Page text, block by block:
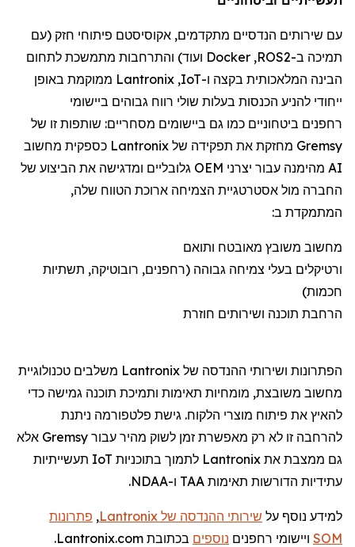
עם שירותים הנדסיים מתקדמים, אקוסיסטם פיתוחי חזק (עם
תמיכה ב-ROS2
,
Docker ועוד) והתרחבות מתמשכת לתחום
הבינה המלאכותית בקצה ו-IoT
,
Lantronix ממוקמת באופן
ייחודי להניע הכנסות בעלות שולי רווח גבוהים ביישומי
רחפנים ביטחוניים כמו גם ביישומים מסחריים: שותפות זו של
Gremsy מחזקת את תפקידה של Lantronix כספקית מחשוב
AI מהימנה עבור יצרני OEM גלובליים ומדגישה את הביצוע של
החברה מול אסטרטגיית הצמיחה ארוכת הטווח שלה,
המתמקדת ב:
מחשוב משובץ מאובטח ותואם
ורטיקלים בעלי צמיחה גבוהה (רחפנים, רובוטיקה, תשתיות
חכמות)
הרחבת תוכנה ושירותים חוזרת
הפתרונות ושירותי ההנדסה של Lantronix משלבים טכנולוגיית
מחשוב משובצת, מומחיות תאימות ותמיכת תוכנה גמישה כדי
להאיץ את פיתוח מוצרי הלקוח. גישת פלטפורמה ניתנת
להרחבה זו לא רק מאפשרת זמן לשוק מהיר עבור Gremsy אלא
גם ממצבת את Lantronix לתמוך בתוכניות IoT תעשייתיות
עתידיות הדורשות תאימות TAA ו-NDAA.
למידע נוסף על שירותי ההנדסה של Lantronix
, פתרונות
SOM ויישומי רחפנים נוספים בכתובת Lantronix.com.